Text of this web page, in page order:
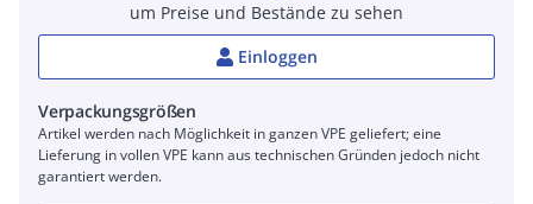
um Preise und Bestände zu sehen
Einloggen
Verpackungsgrößen
Artikel werden nach Möglichkeit in ganzen VPE geliefert; eine
Lieferung in vollen VPE kann aus technischen Gründen jedoch nicht
garantiert werden.